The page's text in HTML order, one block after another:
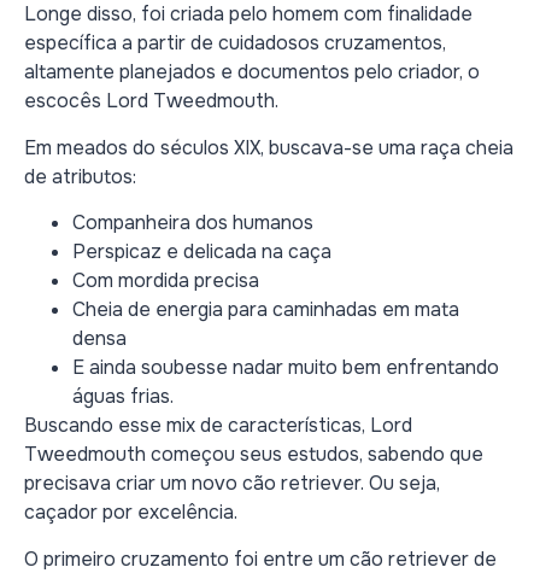
Longe disso, foi criada pelo homem com finalidade
específica a partir de cuidadosos cruzamentos,
altamente planejados e documentos pelo criador, o
escocês Lord Tweedmouth.
Em meados do séculos XIX, buscava-se uma raça cheia
de atributos:
Companheira dos humanos
Perspicaz e delicada na caça
Com mordida precisa
Cheia de energia para caminhadas em mata
densa
E ainda soubesse nadar muito bem enfrentando
águas frias.
Buscando esse mix de características, Lord
Tweedmouth começou seus estudos, sabendo que
precisava criar um novo cão retriever. Ou seja,
caçador por excelência.
O primeiro cruzamento foi entre um cão retriever de